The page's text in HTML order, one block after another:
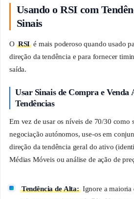
Usando o RSI com
Sinais
O RSI é mais poderoso quando usado
direção da tendência e para fornecer
saída.
Usar Sinais de Compra e Venda
Tendências
Em vez de usar os níveis de 70/30 como
negociação autónomos, use-os em
direção da tendência geral do ativo
Médias Móveis ou análise de ação de
Tendência de Alta:Ignore a maioria